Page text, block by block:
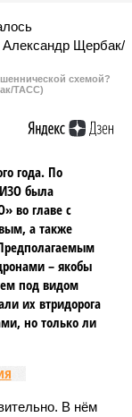
схемой?
ТАСС)
года. По
была
во главе с
а также
– якобы
под видом
их втридорога
но только ли
В нём